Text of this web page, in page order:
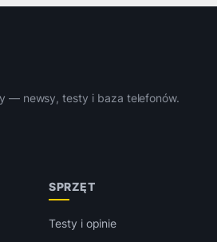
— newsy, testy i baza telefonów.
SPRZĘT
Testy i opinie